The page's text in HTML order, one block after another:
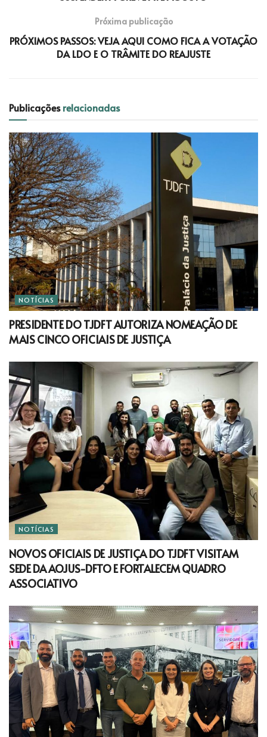
Próxima publicação
PRÓXIMOS PASSOS: VEJA AQUI COMO FICA A VOTAÇÃO
DA LDO E O TRÂMITE DO REAJUSTE
Publicaçõesrelacionadas
NOTÍCIAS
PRESIDENTE DO TJDFT AUTORIZA NOMEAÇÃO DE
MAIS CINCO OFICIAIS DE JUSTIÇA
NOTÍCIAS
NOVOS OFICIAIS DE JUSTIÇA DO TJDFT VISITAM
SEDE DA AOJUS-DFTO E FORTALECEM QUADRO
ASSOCIATIVO